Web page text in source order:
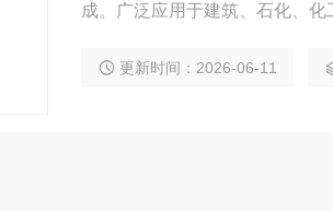
成。广泛应用于建筑、石化、
中，被广泛用于各种气体的调节
更新时间：2026-06-11